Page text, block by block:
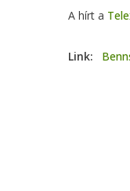
A hírt a
Link